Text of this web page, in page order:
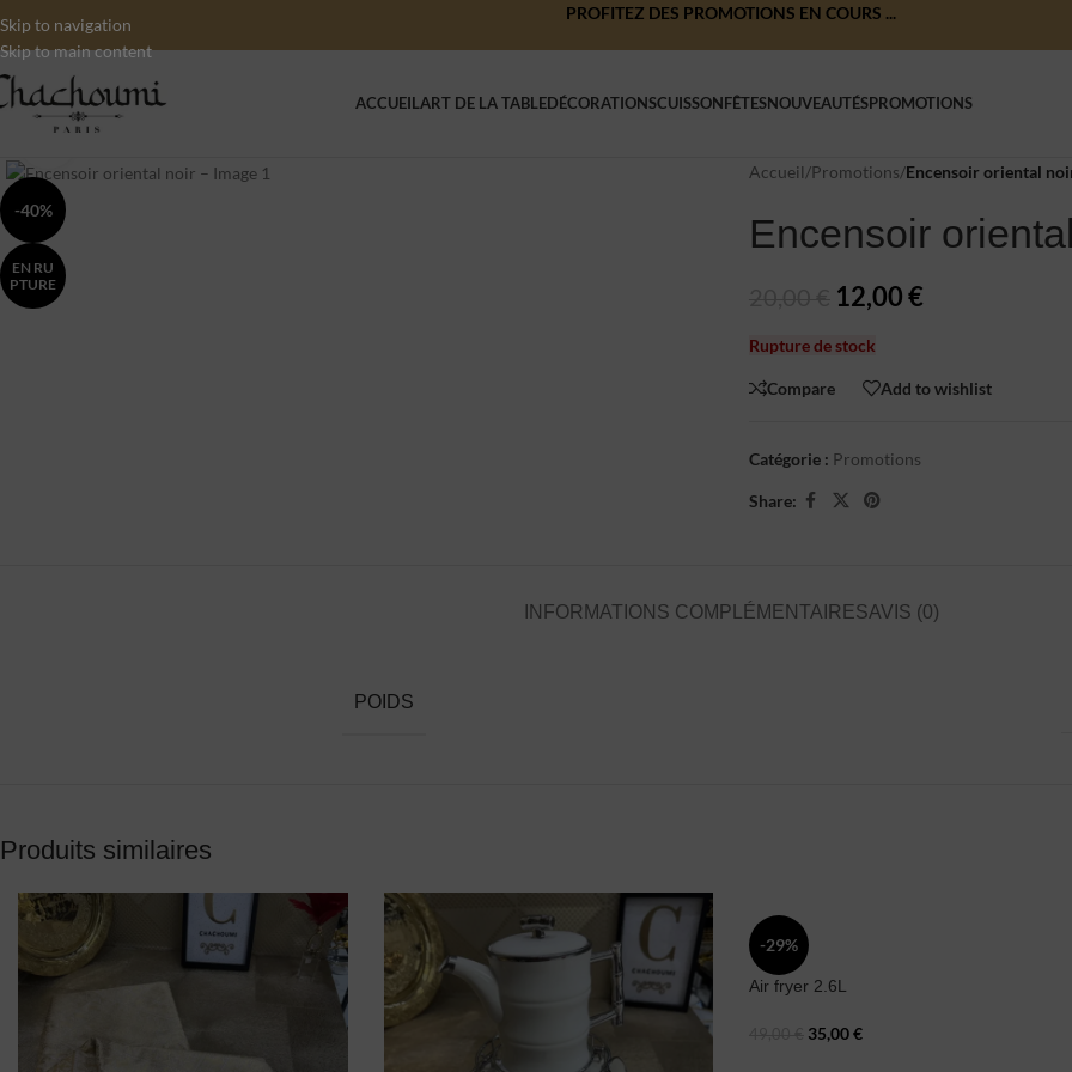
Skip to navigation
Skip to main content
PROFITEZ DES PROMOTIONS EN COURS ...
ACCUEILART DE LA TABLEDÉCORATIONSCUISSONFÊTESNOUVEAUTÉSPROMOTIONS
-40%
EN RU
PTURE
Click to enlarge
Accueil/Promotions/Encensoir oriental
Encensoir
12,00€
Rupture de stock
Compare Add to wishlist
Catégorie : Promotions
Share:
INFORMATIONS COMPLÉMENTAIRESAVIS (0)
POIDS
Produits similaires
-29%
Air fryer 2.6L
35,00€